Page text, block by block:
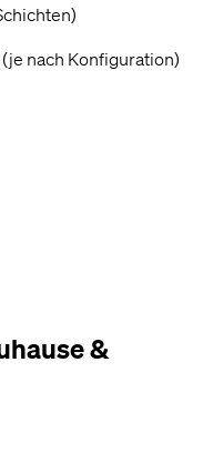
nach Konfiguration)
&